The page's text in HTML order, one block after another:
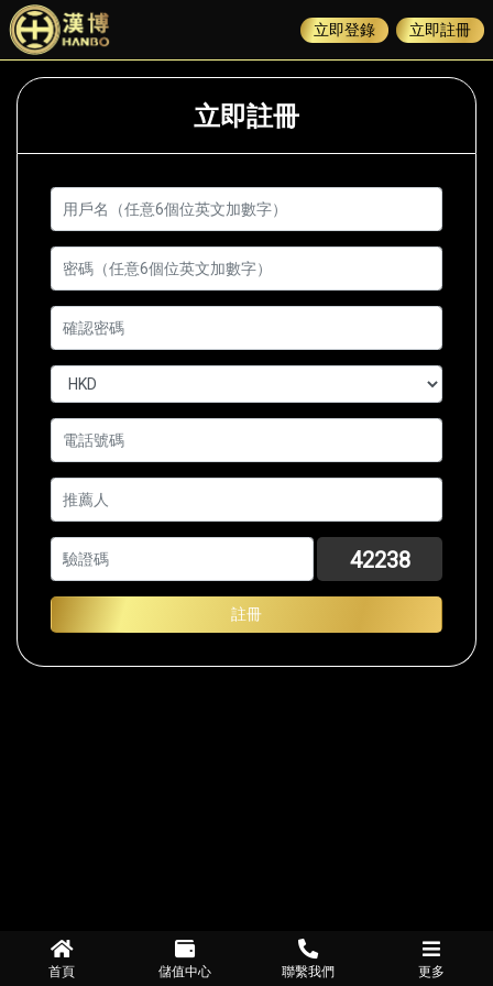
立即登錄 立即註冊
立即註冊
用戶名（任意6個位英文加數字）
密碼（任意6個位英文加數字）
確認密碼
幣別*
推薦人
驗證碼 42238
註冊
首頁 儲值中心 聯繫我們 更多